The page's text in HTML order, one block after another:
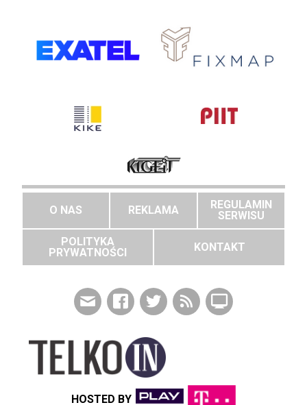
O NAS REKLAMA
REGULAMIN
SERWISU
POLITYKA
PRYWATNOŚCI
KONTAKT
HOSTED BY